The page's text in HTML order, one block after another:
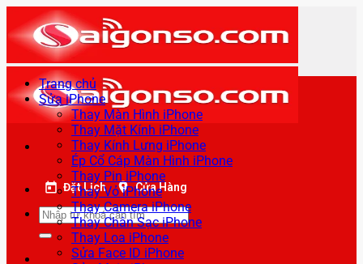
qua
nội
dung
Đặt Lịch Cửa Hàng
Tìm
kiếm:
Trang chủ
Sửa iPhone
Thay Màn Hình iPhone
Thay Mặt Kính iPhone
Thay Kính Lưng iPhone
Ép Cổ Cáp Màn Hình iPhone
Thay Pin iPhone
Thay Vỏ iPhone
Thay Camera iPhone
Thay Chân Sạc iPhone
Thay Loa iPhone
Sửa Face ID iPhone